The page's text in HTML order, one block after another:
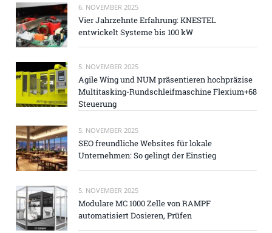
6. NOVEMBER 2025
Vier Jahrzehnte Erfahrung: KNESTEL
entwickelt Systeme bis 100 kW
5. NOVEMBER 2025
Agile Wing und NUM präsentieren hochpräzise
Multitasking-Rundschleifmaschine Flexium+68
Steuerung
5. NOVEMBER 2025
SEO freundliche Websites für lokale
Unternehmen: So gelingt der Einstieg
5. NOVEMBER 2025
Modulare MC 1000 Zelle von RAMPF
automatisiert Dosieren, Prüfen